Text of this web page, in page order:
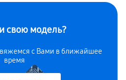
свою модель?
с Вами в ближайшее
время